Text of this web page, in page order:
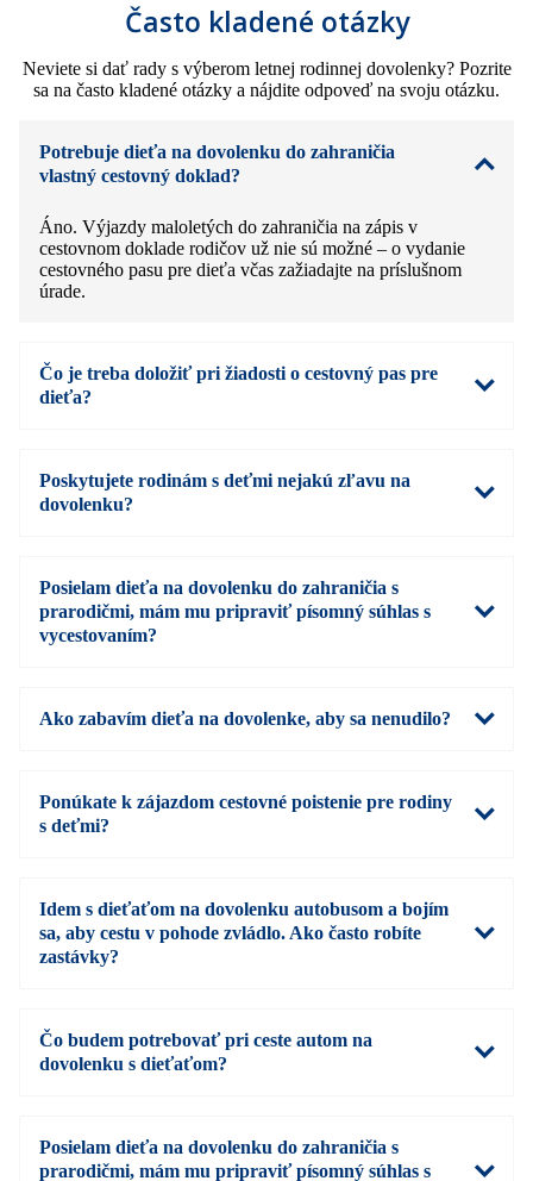
Často kladené otázky
Neviete si dať rady s výberom letnej rodinnej dovolenky? Pozrite
sa na často kladené otázky a nájdite odpoveď na svoju otázku.
Potrebuje dieťa na dovolenku do zahraničia
vlastný cestovný doklad?
Áno. Výjazdy maloletých do zahraničia na zápis v
cestovnom doklade rodičov už nie sú možné – o vydanie
cestovného pasu pre dieťa včas zažiadajte na príslušnom
úrade.
Čo je treba doložiť pri žiadosti o cestovný pas pre
dieťa?
Poskytujete rodinám s deťmi nejakú zľavu na
dovolenku?
Posielam dieťa na dovolenku do zahraničia s
prarodičmi, mám mu pripraviť písomný súhlas s
vycestovaním?
Ako zabavím dieťa na dovolenke, aby sa nenudilo?
Ponúkate k zájazdom cestovné poistenie pre rodiny
s deťmi?
Idem s dieťaťom na dovolenku autobusom a bojím
sa, aby cestu v pohode zvládlo. Ako často robíte
zastávky?
Čo budem potrebovať pri ceste autom na
dovolenku s dieťaťom?
Posielam dieťa na dovolenku do zahraničia s
prarodičmi, mám mu pripraviť písomný súhlas s